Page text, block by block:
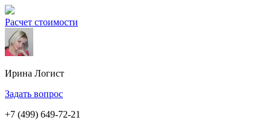
Расчет стоимости
Ирина Логист
Задать вопрос
+7 (499) 649-72-21